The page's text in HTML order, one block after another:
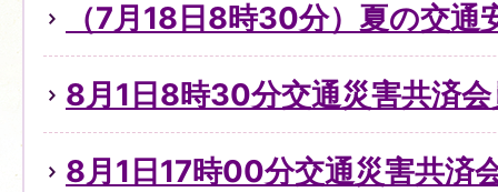
（7月18日8時30分）夏の交通
8月1日8時30分交通災害共済
8月1日17時00分交通災害共済